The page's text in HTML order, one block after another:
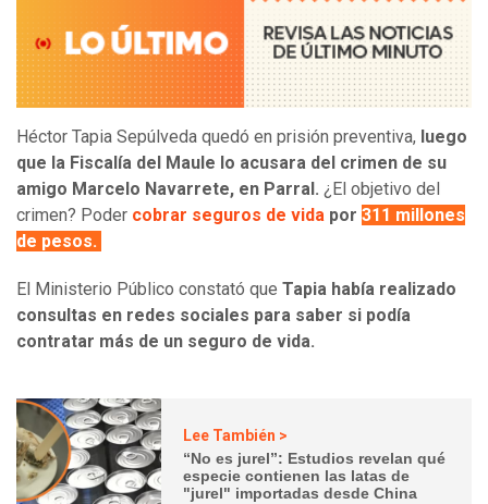
Héctor Tapia Sepúlveda quedó en prisión preventiva, luego
que la Fiscalía del Maule lo acusara del crimen de su
amigo Marcelo Navarrete, en Parral. ¿El objetivo del
crimen? Poder cobrar seguros de vida por 311 millones
de pesos.
El Ministerio Público constató que Tapia había realizado
consultas en redes sociales para saber si podía
contratar más de un seguro de vida.
Lee También >
“No es jurel”: Estudios revelan qué
especie contienen las latas de
"jurel" importadas desde China